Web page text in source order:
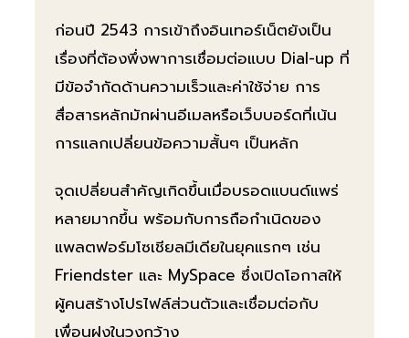
ก่อนปี 2543 การเข้าถึงอินเทอร์เน็ตยังเป็น
เรื่องที่ต้องพึ่งพาการเชื่อมต่อแบบ Dial-up ที่
มีข้อจำกัดด้านความเร็วและค่าใช้จ่าย การ
สื่อสารหลักมักผ่านอีเมลหรือเว็บบอร์ดที่เน้น
การแลกเปลี่ยนข้อความสั้นๆ เป็นหลัก
จุดเปลี่ยนสำคัญเกิดขึ้นเมื่อบรอดแบนด์แพร่
หลายมากขึ้น พร้อมกับการถือกำเนิดของ
แพลตฟอร์มโซเชียลมีเดียในยุคแรกๆ เช่น
Friendster และ MySpace ซึ่งเปิดโอกาสให้
ผู้คนสร้างโปรไฟล์ส่วนตัวและเชื่อมต่อกับ
เพื่อนฝูงในวงกว้าง